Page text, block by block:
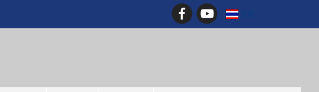
TH